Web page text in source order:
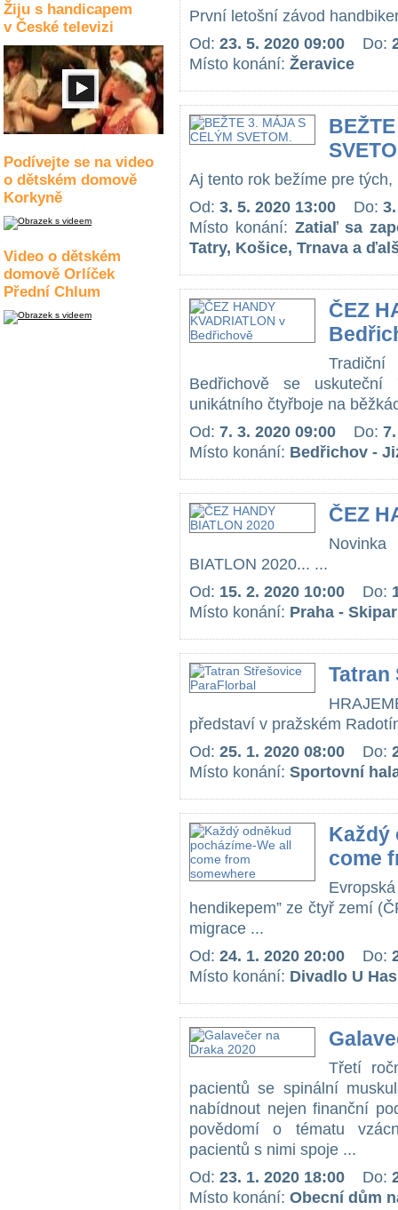
Žiju s handicapem
v České televizi
Podívejte se na video
o dětském domově
Korkyně
Video o dětském
domově Orlíček
Přední Chlum
První letošní závod
Od: 23. 5. 2020 09:00 Do:
Místo konání: Žeravice
Aj tento rok bežíme pre
Od: 3. 5. 2020 13:00 Do:
Místo konání: Zatiaľ sa
Tatry, Košice, Trnava a
ČEZ
Bedřichově se
unikátního čtyřboje na
Od: 7. 3. 2020 09:00 Do:
Místo konání: Bedřichov -
ČEZ
BIATLON 2020... ...
Od: 15. 2. 2020 10:00 Do:
Místo konání: Praha -
Tatran
představí v pražském
Od: 25. 1. 2020 08:00 Do:
Místo konání: Sportovní
Každý
come
hendikepem” ze čtyř zemí
migrace ...
Od: 24. 1. 2020 20:00 Do:
Místo konání: Divadlo U
Třetí
pacientů se spinální
nabídnout nejen finanční
povědomí o tématu
pacientů s nimi spoje ...
Od: 23. 1. 2020 18:00 Do:
Místo konání: Obecní dům